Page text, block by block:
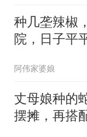
种几垄辣椒
院，日子平
阿伟家婆娘
丈母娘种的
摆摊，再搭